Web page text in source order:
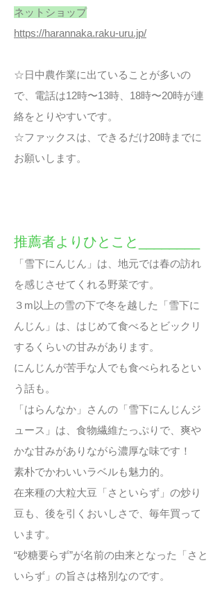
ネットショップ
https://harannaka.raku-uru.jp/
☆日中農作業に出ていることが多いの
で、電話は12時〜13時、18時〜20時が連
絡をとりやすいです。
☆ファックスは、できるだけ20時までに
お願いします。
推薦者よりひとこと________
「雪下にんじん」は、地元では春の訪れ
を感じさせてくれる野菜です。
３m以上の雪の下で冬を越した「雪下に
んじん」は、はじめて食べるとビックリ
するくらいの甘みがあります。
にんじんが苦手な人でも食べられるとい
う話も。
「はらんなか」さんの「雪下にんじんジ
ュース」は、食物繊維たっぷりで、爽や
かな甘みがありながら濃厚な味です！
素朴でかわいいラベルも魅力的。
在来種の大粒大豆「さといらず」の炒り
豆も、後を引くおいしさで、毎年買って
います。
“砂糖要らず”が名前の由来となった「さと
いらず」の旨さは格別なのです。